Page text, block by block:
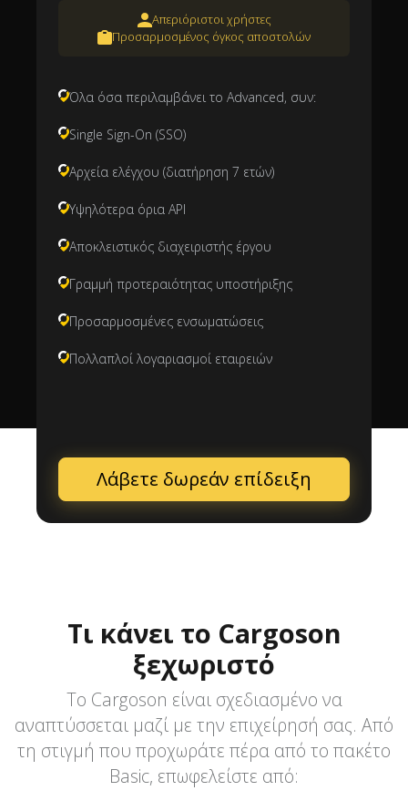
Απεριόριστοι χρήστες
Προσαρμοσμένος όγκος αποστολών
Όλα όσα περιλαμβάνει το Advanced, συν:
Single Sign-On (SSO)
Αρχεία ελέγχου (διατήρηση 7 ετών)
Υψηλότερα όρια API
Αποκλειστικός διαχειριστής έργου
Γραμμή προτεραιότητας υποστήριξης
Προσαρμοσμένες ενσωματώσεις
Πολλαπλοί λογαριασμοί εταιρειών
Λάβετε δωρεάν επίδειξη
Τι κάνει το Cargoson
ξεχωριστό
Το Cargoson είναι σχεδιασμένο να
αναπτύσσεται μαζί με την επιχείρησή σας. Από
τη στιγμή που προχωράτε πέρα από το πακέτο
Basic, επωφελείστε από: